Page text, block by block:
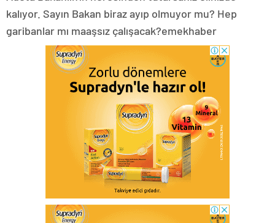
kalıyor. Sayın Bakan biraz ayıp olmuyor mu? Hep
garibanlar mı maaşsız çalışacak?emekhaber